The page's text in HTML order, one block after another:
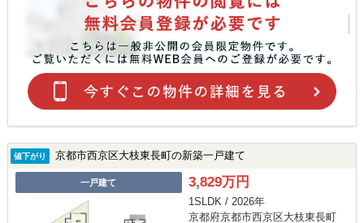
値下がり 京都市西京区大枝東長町の新築一戸建て
一戸建て 3,829万円
1SLDK / 2026年
京都府京都市西京区大枝東長町